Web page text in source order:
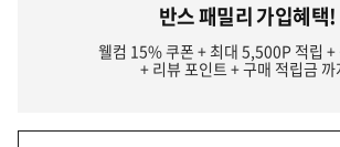
반스 패밀리 가입혜택!
웰컴 15% 쿠폰 + 최대 5,500P 적립 +
+ 리뷰 포인트 + 구매 적립금 까